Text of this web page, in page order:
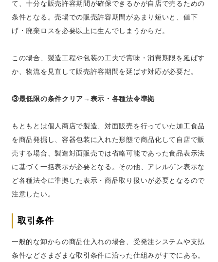
て、十分な販売許容期間が確保できるかが自店で売るための
条件となる。売場での販売許容期間があまり短いと、値下
げ・廃棄ロスを必要以上に生んでしまうからだ。
この場合、製造工程や包装の工夫で賞味・消費期限を延ばす
か、物流を見直して販売許容期間を延ばす対応が必要だ。
③最低限の条件クリア→表示・各種法令準拠
もともとは個人商店で製造、対面販売を行っていた加工食品
を商品発掘し、容器包装に入れた形態で商品化して自店で販
売する場合、製造対面販売では省略可能であった食品表示法
に基づく一括表示が必要となる。その他、アレルゲン表示な
ど各種法令に準拠した表示・商品取り扱いが必要となるので
注意したい。
取引条件
一般的な卸からの商品仕入れの場合、受発注システムや支払
条件などさまざまな取引条件に沿った仕組みがすでにある。